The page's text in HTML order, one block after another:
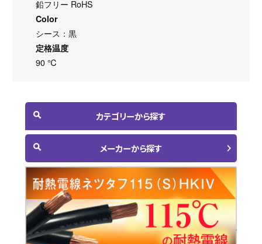
鉛フリー RoHS
Color
シース：黒
定格温度
90 ℃
カテゴリーから探す
メーカーから探す